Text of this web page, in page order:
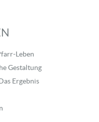
Leben
Gestaltung
Ergebnis